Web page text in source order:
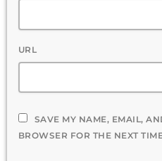
URL
SAVE MY NAME, EMAIL,
BROWSER FOR THE NEXT